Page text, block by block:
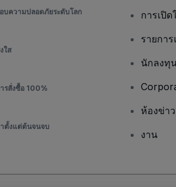
บความปลอดภัยระดับโลก
ใส
รสั่งซื้อ 100%
ตั้งแต่ต้นจนจบ
การเปิ
รายกา
นักลงทุ
ห้องข่าว
งาน